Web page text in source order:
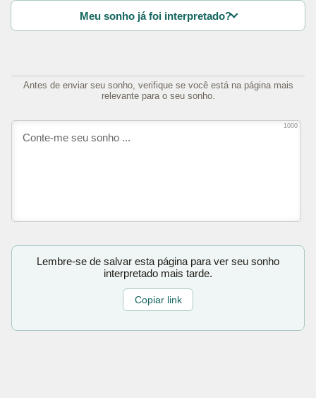
Meu sonho já foi interpretado?
Antes de enviar seu sonho, verifique se você está na página mais
relevante para o seu sonho.
1000
Lembre-se de salvar esta página para ver seu sonho
interpretado mais tarde.
Copiar link